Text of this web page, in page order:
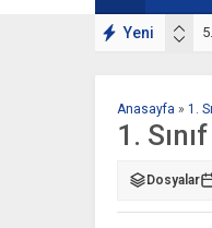
Yeni
Anasayfa » 1.
1.
Dosyalar